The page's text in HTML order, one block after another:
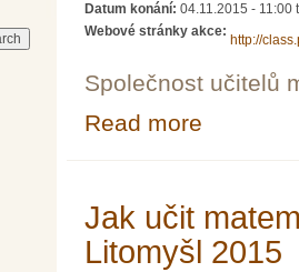
Datum konání: 04.11.2015 - 11:00
Webové stránky akce:
http://
Společnost učitelů
Read more
Jak učit
Litomyšl 2015